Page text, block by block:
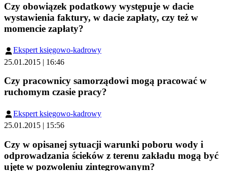
Czy obowiązek podatkowy występuje w dacie
wystawienia faktury, w dacie zapłaty, czy też w
momencie zapłaty?
Ekspert księgowo-kadrowy
25.01.2015 | 16:46
Czy pracownicy samorządowi mogą pracować w
ruchomym czasie pracy?
Ekspert księgowo-kadrowy
25.01.2015 | 15:56
Czy w opisanej sytuacji warunki poboru wody i
odprowadzania ścieków z terenu zakładu mogą być
ujęte w pozwoleniu zintegrowanym?